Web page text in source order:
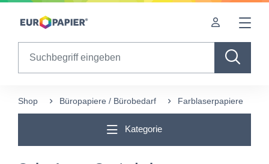
Table Of Content
Diese Produkte könnten Sie auch interessieren
Shop Büropapiere / Bürobedarf Farblaserpapiere
Kategorie